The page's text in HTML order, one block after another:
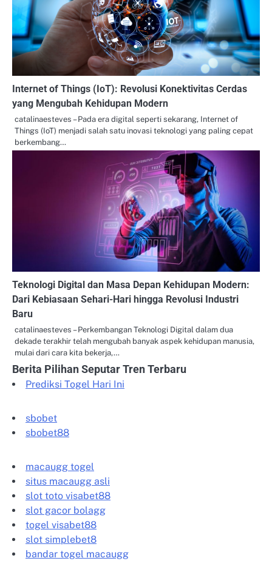
Internet of Things (IoT): Revolusi Konektivitas Cerdas
yang Mengubah Kehidupan Modern
catalinaesteves – Pada era digital seperti sekarang, Internet of
Things (IoT) menjadi salah satu inovasi teknologi yang paling cepat
berkembang…
Teknologi Digital dan Masa Depan Kehidupan Modern:
Dari Kebiasaan Sehari-Hari hingga Revolusi Industri
Baru
catalinaesteves – Perkembangan Teknologi Digital dalam dua
dekade terakhir telah mengubah banyak aspek kehidupan manusia,
mulai dari cara kita bekerja,…
Berita Pilihan Seputar Tren Terbaru
Prediksi Togel Hari Ini
sbobet
sbobet88
macaugg togel
situs macaugg asli
slot toto visabet88
slot gacor bolagg
togel visabet88
slot simplebet8
bandar togel macaugg